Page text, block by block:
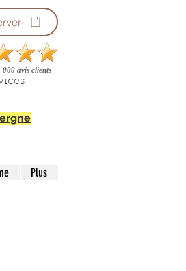
000 avis clients
Plus